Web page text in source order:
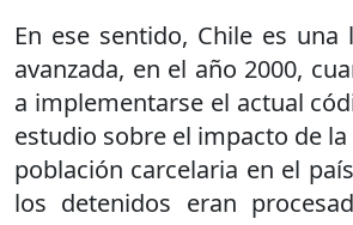
En ese sentido, Chile es una
avanzada, en el año 2000,
a implementarse el actual
estudio sobre el impacto de
población carcelaria en el
los detenidos eran